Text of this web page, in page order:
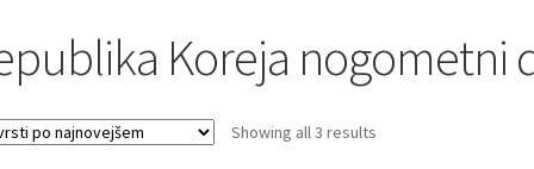
Koreja nogometni
Showing all 3 resultsSorted